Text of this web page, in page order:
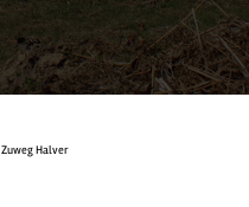
Zuweg Halver